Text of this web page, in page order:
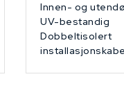
Innen- og
UV-bestandig
Dobbeltisolert